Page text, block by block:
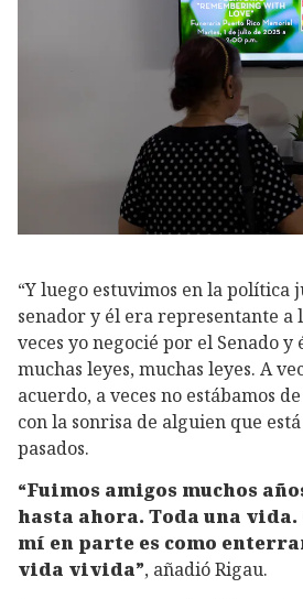
“Y luego estuvimos en la política
senador y él era representante a
veces yo negocié por el Senado y
muchas leyes, muchas leyes. A
acuerdo, a veces no estábamos
con la sonrisa de alguien que
pasados.
“Fuimos amigos muchos
hasta ahora. Toda una vida.
mí en parte es como
vida vivida”, añadió Rigau.